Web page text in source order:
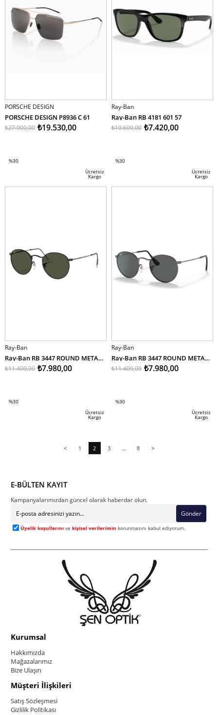
PORSCHE DESIGN
PORSCHE DESIGN P8936 C 61
₺19.530,00
₺27.900,00
%30
Ücretsiz
Kargo
Ray-Ban
Ray-Ban RB 4181 601 57
₺7.420,00
₺10.600,00
%30
Ücretsiz
Kargo
Ray-Ban
Ray-Ban RB 3447 ROUND METAL 9199/31 53
₺7.980,00
₺11.400,00
%30
Ücretsiz
Kargo
Ray-Ban
Ray-Ban RB 3447 ROUND METAL 9229/B1 50
₺7.980,00
₺11.400,00
%30
Ücretsiz
Kargo
< 1 2 3 ... 8 >
E-BÜLTEN KAYIT
Kampanyalarımızdan güncel olarak haberdar olun.
Gönder
Üyelik koşullarını vekişisel verilerimin korunmasını kabul ediyorum.
Kurumsal
Hakkımızda
Mağazalarımız
Bize Ulaşın
Müşteri İlişkileri
Satış Sözleşmesi
Gizlilik Politikası